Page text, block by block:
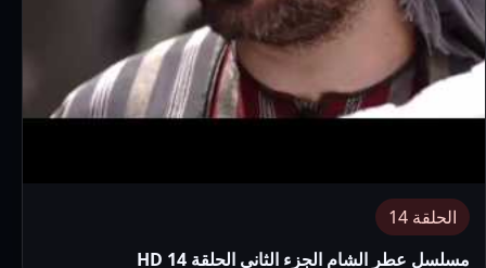
الحلقة 14
مسلسل عطر الشام الجزء الثاني الحلقة 14 HD